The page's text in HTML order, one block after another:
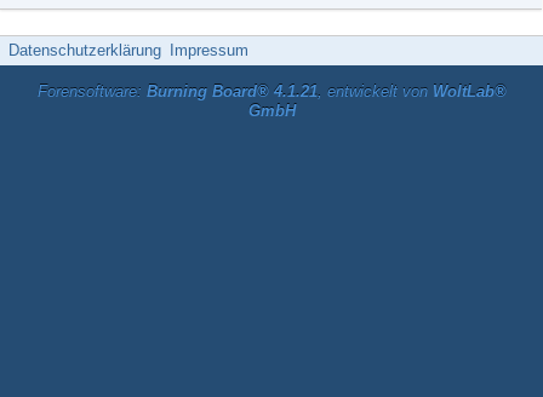
Datenschutzerklärung Impressum
Forensoftware: Burning Board® 4.1.21, entwickelt von WoltLab®
GmbH